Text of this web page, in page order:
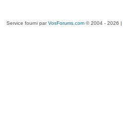
Service fourni parVosForums.com© 2004 - 2026 |